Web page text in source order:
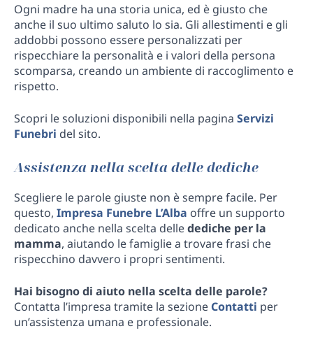
Ogni madre ha una storia unica, ed è giusto che
anche il suo ultimo saluto lo sia. Gli allestimenti e gli
addobbi possono essere personalizzati per
rispecchiare la personalità e i valori della persona
scomparsa, creando un ambiente di raccoglimento e
rispetto.
Scopri le soluzioni disponibili nella pagina Servizi
Funebri del sito.
Assistenza nella scelta delle dediche
Scegliere le parole giuste non è sempre facile. Per
questo, Impresa Funebre L’Alba offre un supporto
dedicato anche nella scelta delledediche per la
mamma, aiutando le famiglie a trovare frasi che
rispecchino davvero i propri sentimenti.
Hai bisogno di aiuto nella scelta delle parole?
Contatta l’impresa tramite la sezione Contatti per
un’assistenza umana e professionale.